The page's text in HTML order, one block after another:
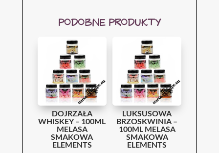
PODOBNE PRODUKTY
DOJRZAŁA
WHISKEY – 100ML
MELASA
SMAKOWA
ELEMENTS
LUKSUSOWA
BRZOSKWINIA –
100ML MELASA
SMAKOWA
ELEMENTS